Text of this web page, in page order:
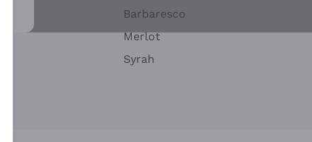
Barbaresco
Merlot
Syrah